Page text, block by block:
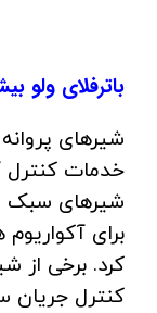
باترفلای ولو
شیرهای
خدمات کنترل
برای
کرد. برخی از
کنترل جریان